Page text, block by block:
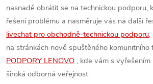
nasnadě obrátit se na technickou podporu,
řešení problému a nasměruje vás na další
livechat pro obchodně-technickou podporu
na stránkách nově spuštěného komunitního
PODPORY LENOVO , kde vám s
široká odborná veřejnost.